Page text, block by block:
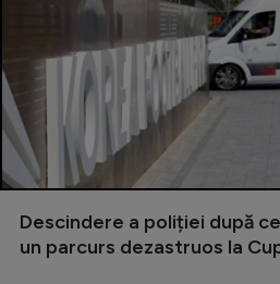
Descindere a poliției după
un parcurs dezastruos la